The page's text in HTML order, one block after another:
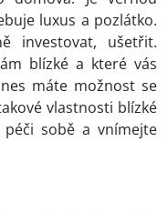
luxus a pozlátko.
investovat, ušetřit.
blízké a které vás
máte možnost se
vlastnosti blízké
sobě a vnímejte